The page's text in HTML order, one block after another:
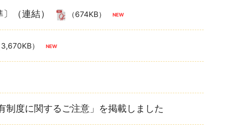
（連結） （674KB）
3,670KB）
制度に関するご注意」を掲載しました